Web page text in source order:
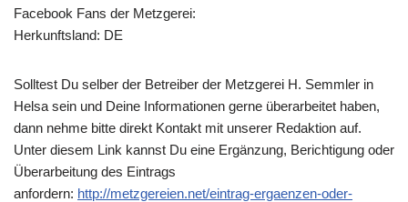
Facebook Fans der Metzgerei:
Herkunftsland: DE
Solltest Du selber der Betreiber der Metzgerei H. Semmler in
Helsa sein und Deine Informationen gerne überarbeitet haben,
dann nehme bitte direkt Kontakt mit unserer Redaktion auf.
Unter diesem Link kannst Du eine Ergänzung, Berichtigung oder
Überarbeitung des Eintrags
anfordern: http://metzgereien.net/eintrag-ergaenzen-oder-